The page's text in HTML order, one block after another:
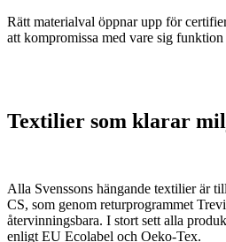
Rätt materialval öppnar upp för
att kompromissa med vare sig funktion
Textilier som klarar
Alla Svenssons hängande textilier är
CS, som genom returprogrammet
återvinningsbara. I stort sett alla
enligt EU Ecolabel och Oeko-Tex.